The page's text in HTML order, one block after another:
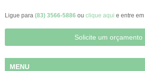
Ligue para (83) 3566-5886 ou clique aqui e entre
Solicite um orçamento
MENU